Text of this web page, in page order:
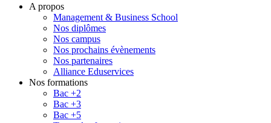
A propos
Management & Business School
Nos diplômes
Nos campus
Nos prochains évènements
Nos partenaires
Alliance Eduservices
Nos formations
Bac +2
Bac +3
Bac +5